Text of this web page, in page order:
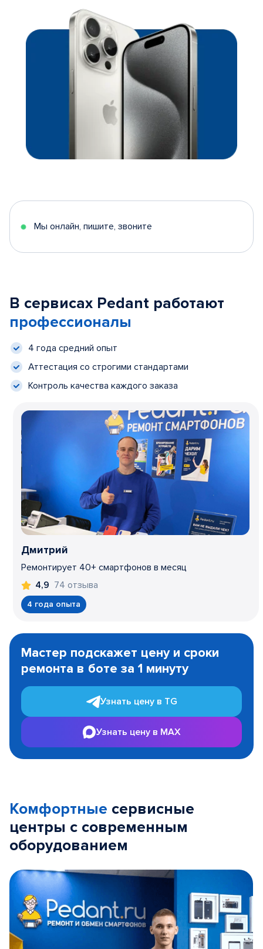
Мы онлайн, пишите, звоните
В сервисах Pedant работают
профессионалы
4 года средний опыт
Аттестация со строгими стандартами
Контроль качества каждого заказа
Дмитрий
Ремонтирует 40+ смартфонов в месяц
4,9 74 отзыва
4 года опыта
1
Мастер подскажет цену и сроки
ремонта в боте за 1 минуту
Узнать цену в TG
Узнать цену в MAX
Комфортные сервисные
центры с современным
оборудованием